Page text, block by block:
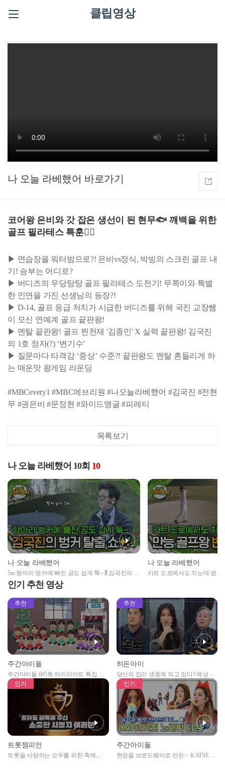
클립영상
나 오늘 라베했어
코어왕 은비와 갓 잡은 생선이 된 현무🐟 깨백을 위한
골프 필라테스 특훈🏌️‍🧘‍
▶ 연습장을 워터밤으로?! 은비vs정식, 박빙의 스크린 골프 내
기! 승부는 어디로?
▶ 버디즈의 우당탕탕 골프 필라테스 도전기! 무쪽이와 특별
한 인연을 가진 선생님의 등장?!
▶ D-14, 골프 응급 처치가 시급한 버디즈를 위해 국진 교장쌤
이 모신 연예계 골프 끝판왕!
▶ 멘탈 끝판왕! 골프 찐천재 '김종민' X 실력 끝판왕! 김국진
의 1호 정자(?) ‘변기수’
▶ 질문마다 타격감 ‘중상’ 수준?! 끝판왕도 멘탈 흔들리게 하
는 매운맛 왕게임 라운딩
#MBCevery1 #MBC에브리원 #나오늘라베했어 #김국진 #전현
무 #권은비 #문정현 #와이드앵글 #피레티
목록보기
나 오늘 라베했어 10회 10
나 오늘 라베했어
5m 항아리 벙커에 빠진 공도 쉽게 툭~🏌️‍ 김국진의 무
모한 도전! 벙커 탈출 쇼✨
나 오늘 라베했어
카트 도로에서도 치는데 벙
인기 추천 영상
추천
주간아이돌
주간아이돌 695회 하이라이트 특집 남
자아이돌편 예고
추천
히든아이
당신의 집이 생중계 되고 있다? 예상치
못한 곳에서 일어나는 불법촬영 범죄!
인기
트롯챔피언
트롯을 사랑하는 모두를 위한 축제,
인기
주간아이돌
현장을 브로드웨이로 만든✨ KATSEYE